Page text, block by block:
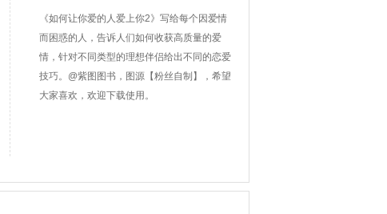
《如何让你爱的人爱上你2》写给每个因爱情
而困惑的人，告诉人们如何收获高质量的爱
情，针对不同类型的理想伴侣给出不同的恋爱
技巧。@紫图图书，图源【粉丝自制】，希望
大家喜欢，欢迎下载使用。